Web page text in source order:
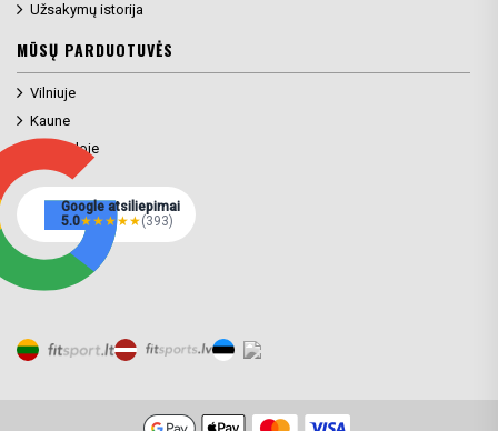
Užsakymų istorija
MŪSŲ PARDUOTUVĖS
Vilniuje
Kaune
Klaipėdoje
Google atsiliepimai
5.0★★★★★(393)